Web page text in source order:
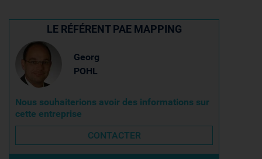
LE RÉFÉRENT PAE MAPPING
Georg
POHL
Nous souhaiterions avoir des informations sur
cette entreprise
CONTACTER